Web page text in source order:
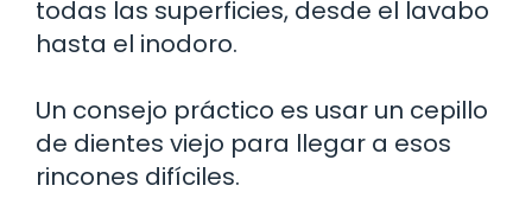
todas las superficies, desde el lavabo
hasta el inodoro.
Un consejo práctico es usar un cepillo
de dientes viejo para llegar a esos
rincones difíciles.